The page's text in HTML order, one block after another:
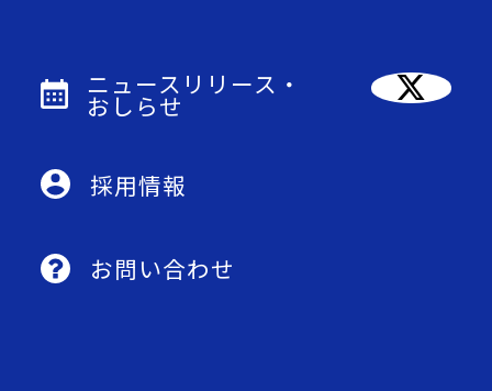
ニュースリリース・
おしらせ
採用情報
お問い合わせ